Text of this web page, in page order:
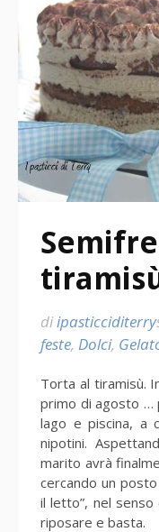
diipasticciditerry
feste, Dolci,
Torta al tiramisù.
primo di agosto …
lago e piscina, a
nipotini.
marito avrà
cercando un
il letto”, nel
riposare e basta.